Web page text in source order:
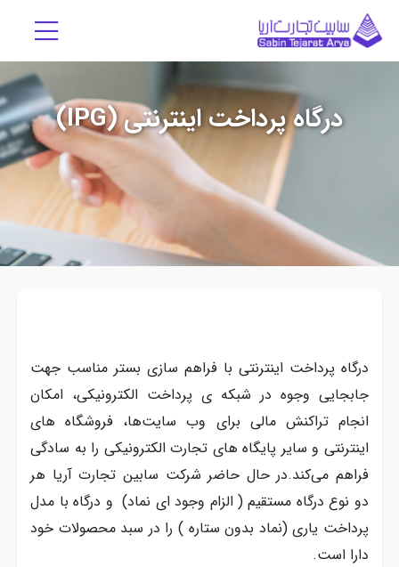
درگاه پرداخت اینترنتی (IPG)
درگاه پرداخت اینترنتی با فراهم سازی بستر مناسب جهت
جابجایی وجوه در شبکه ی پرداخت الکترونیکی، امکان
انجام تراکنش مالی برای وب سایت‌ها، فروشگاه‌ های
اینترنتی و سایر پایگاه‌ های تجارت الکترونیکی را به سادگی
فراهم می‌کند.در حال حاضر شرکت سابین تجارت آریا هر
دو نوع درگاه مستقیم ( الزام وجود ای نماد) و درگاه با مدل
پرداخت یاری (نماد بدون ستاره ) را در سبد محصولات خود
دارا است.